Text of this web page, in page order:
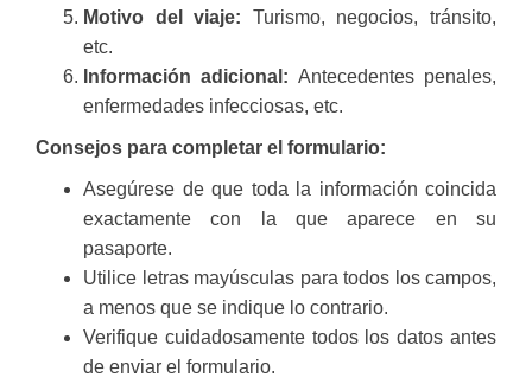
Motivo del viaje: Turismo, negocios, tránsito,
etc.
Información adicional: Antecedentes penales,
enfermedades infecciosas, etc.
Consejos para completar el formulario:
Asegúrese de que toda la información coincida
exactamente con la que aparece en su
pasaporte.
Utilice letras mayúsculas para todos los campos,
a menos que se indique lo contrario.
Verifique cuidadosamente todos los datos antes
de enviar el formulario.